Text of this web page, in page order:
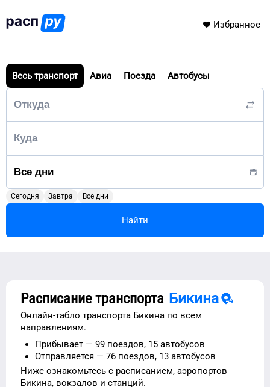
Избранное
Весь транспорт Авиа Поезда Автобусы
Сегодня Завтра Все дни
Найти
Расписание транспорта Бикина
Онлайн-табло транспорта Бикина по всем
направлениям.
Прибывает — 99 поездов, 15 автобусов
Отправляется — 76 поездов, 13 автобусов
Ниже ознакомьтесь с расписанием, аэропортов
Бикина, вокзалов и станций.